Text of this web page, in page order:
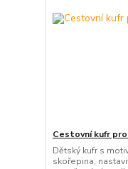
Cestovní kufr
Dětský kufr s
skořepina,